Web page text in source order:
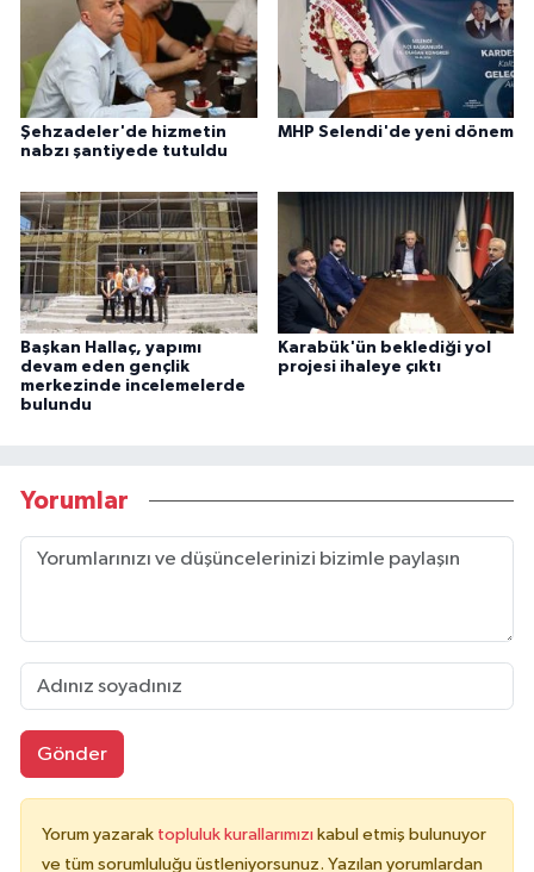
Şehzadeler'de hizmetin
nabzı şantiyede tutuldu
MHP Selendi'de yeni dönem
Başkan Hallaç, yapımı
devam eden gençlik
merkezinde incelemelerde
bulundu
Karabük'ün beklediği yol
projesi ihaleye çıktı
Yorumlar
Gönder
Yorum yazarak topluluk kurallarımızı kabul etmiş bulunuyor
ve tüm sorumluluğu üstleniyorsunuz. Yazılan yorumlardan